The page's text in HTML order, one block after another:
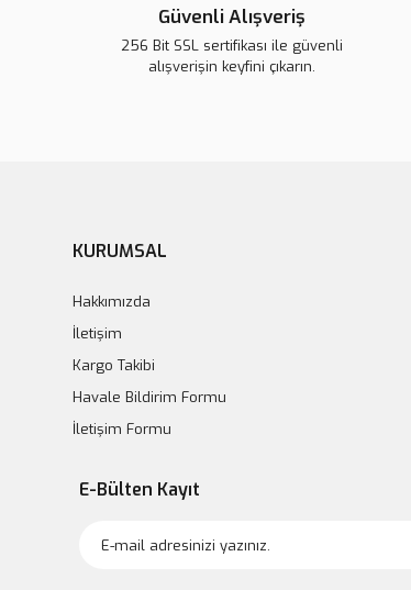
Güvenli Alışveriş
256 Bit SSL sertifikası ile güvenli
alışverişin keyfini çıkarın.
KURUMSAL
Hakkımızda
İletişim
Kargo Takibi
Havale Bildirim Formu
İletişim Formu
E-Bülten Kayıt